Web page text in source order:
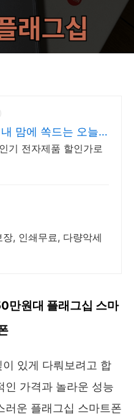
맘에 쏙드는 오늘
기 전자제품 할인가로
, 인쇄무료, 다량악세
만원대 플래그십 스마
있게 다뤄보려고 합
인 가격과 놀라운 성능
러운 플래그십 스마트폰